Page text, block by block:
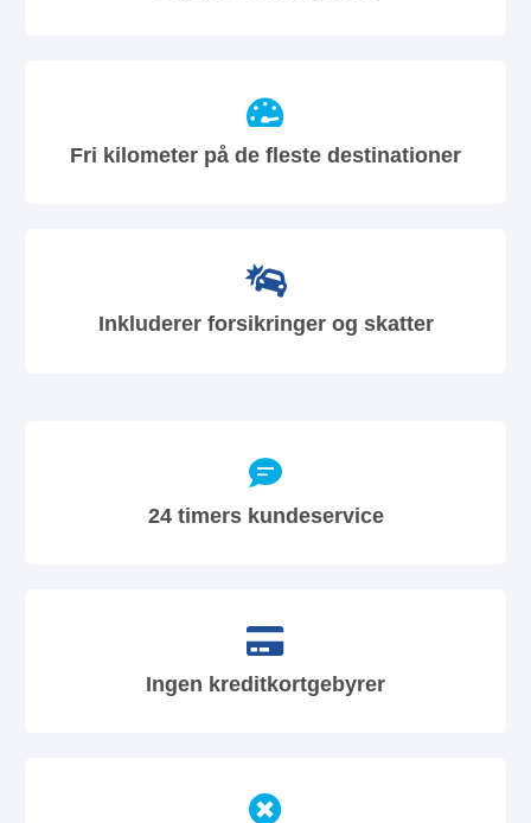
Fri kilometer på de fleste destinationer
Inkluderer forsikringer og skatter
24 timers kundeservice
Ingen kreditkortgebyrer